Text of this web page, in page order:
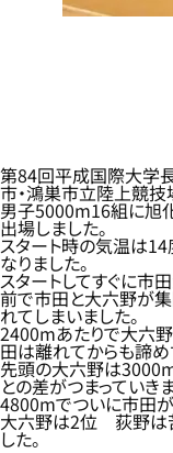
第84回平成国際大学
市・鴻巣市立陸上競技
男子5000m16組に旭
出場しました。
スタート時の気温は14
なりました。
スタートしてすぐに市
前で市田と大六野が
れてしまいました。
2400mあたりで大六野
田は離れてからも諦
先頭の大六野は
との差がつまっていき
4800mでついに市田が
大六野は2位 荻野は
した。